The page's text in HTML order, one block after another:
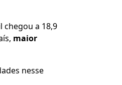
chegou a 18,9
maior
nesse